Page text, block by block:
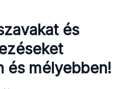
és
és mélyebben!